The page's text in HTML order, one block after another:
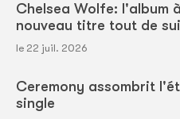
Chelsea Wolfe: l'album
nouveau titre tout de
le 22 juil. 2026
Ceremony assombrit
single